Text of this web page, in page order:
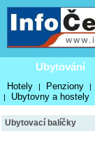
Ubytování
Hotely | Penziony |
| Ubytovny a hostely
Ubytovací balíčky